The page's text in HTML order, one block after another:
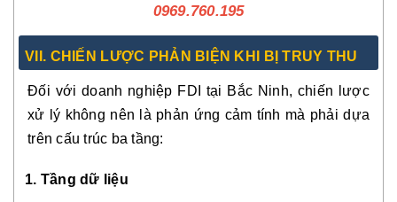
0969.760.195
VII. CHIẾN LƯỢC PHẢN BIỆN KHI BỊ TRUY THU
Đối với doanh nghiệp FDI tại Bắc Ninh, chiến lược
xử lý không nên là phản ứng cảm tính mà phải dựa
trên cấu trúc ba tầng:
1. Tầng dữ liệu